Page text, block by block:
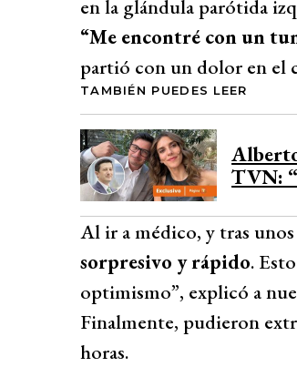
en la glándula parótida
“Me encontré con un
partió con un dolor en el
TAMBIÉN PUEDES LEER
TVN:
Al ir a médico, y tras
sorpresivo y rápido.
optimismo”, explicó a
Finalmente, pudieron
horas.